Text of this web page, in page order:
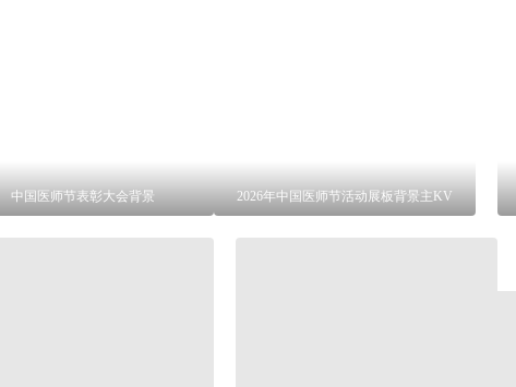
中国医师节表彰大会背景 2026年中国医师节活动展板背景主KV